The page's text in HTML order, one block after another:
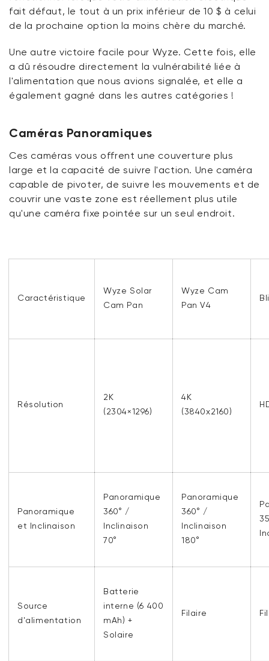
fait défaut, le tout à un prix inférieur de 10 $ à celui
de la prochaine option la moins chère du marché.
Une autre victoire facile pour Wyze. Cette fois, elle
a dû résoudre directement la vulnérabilité liée à
l'alimentation que nous avions signalée, et elle a
également gagné dans les autres catégories !
Caméras Panoramiques
Ces caméras vous offrent une couverture plus
large et la capacité de suivre l'action. Une caméra
capable de pivoter, de suivre les mouvements et de
couvrir une vaste zone est réellement plus utile
qu'une caméra fixe pointée sur un seul endroit.
Caractéristique
Wyze Solar
Cam Pan
Wyze Cam
Pan V4
Résolution
2K
(2304×1296)
4K
(3840x2160)
Panoramique
et Inclinaison
Panoramique
360° /
Inclinaison
70°
Panoramique
360° /
Inclinaison
180°
Source
d'alimentation
Batterie
interne (6 400
mAh) +
Solaire
Filaire